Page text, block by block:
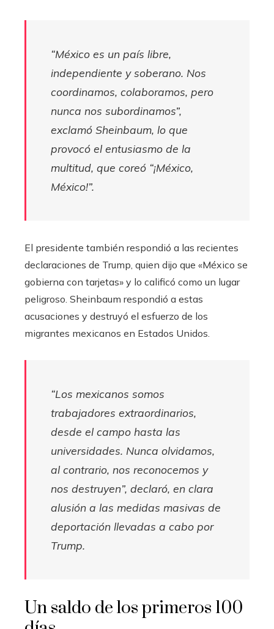
“México es un país libre,
independiente y soberano. Nos
coordinamos, colaboramos, pero
nunca nos subordinamos”,
exclamó Sheinbaum, lo que
provocó el entusiasmo de la
multitud, que coreó “¡México,
México!”.
El presidente también respondió a las recientes
declaraciones de Trump, quien dijo que «México se
gobierna con tarjetas» y lo calificó como un lugar
peligroso. Sheinbaum respondió a estas
acusaciones y destruyó el esfuerzo de los
migrantes mexicanos en Estados Unidos.
“Los mexicanos somos
trabajadores extraordinarios,
desde el campo hasta las
universidades. Nunca olvidamos,
al contrario, nos reconocemos y
nos destruyen”, declaró, en clara
alusión a las medidas masivas de
deportación llevadas a cabo por
Trump.
Un saldo de los primeros 100